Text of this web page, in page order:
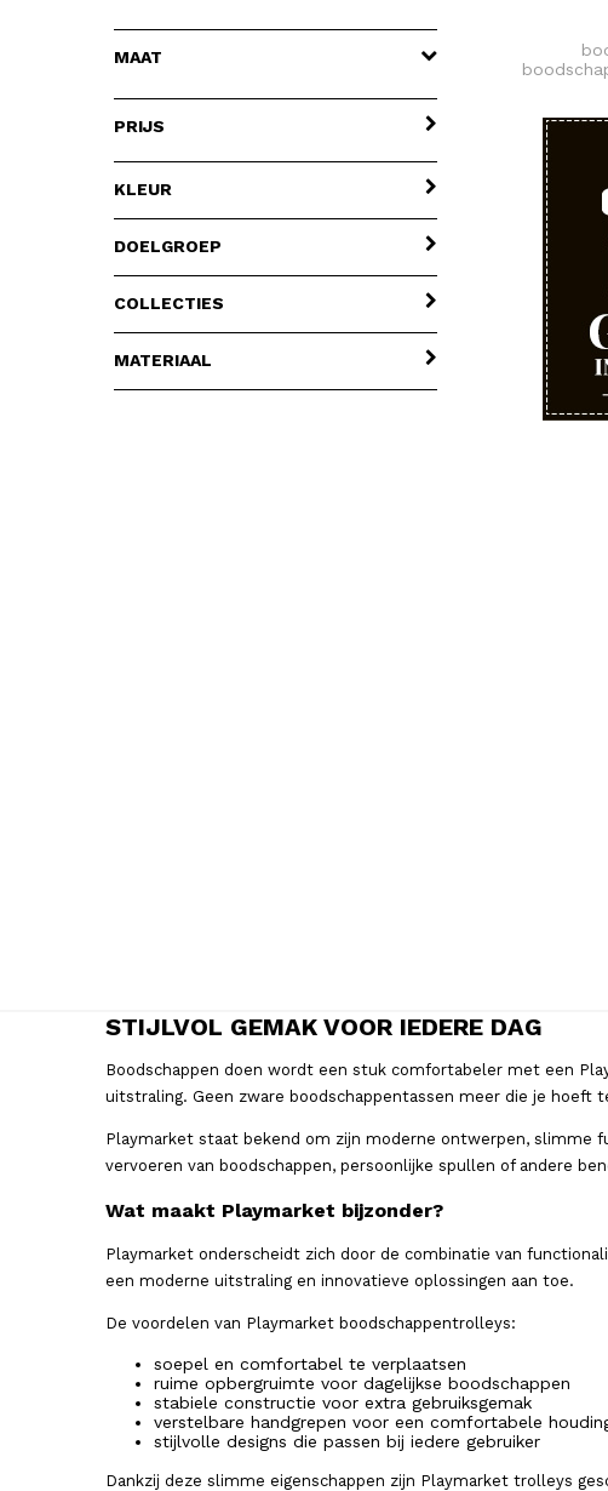
MAAT
PRIJS
KLEUR
DOELGROEP
COLLECTIES
MATERIAAL
STIJLVOL GEMAK VOOR IEDERE DAG
Boodschappen doen wordt een stuk comfortabeler met een
uitstraling. Geen zware boodschappentassen meer die je hoeft
Playmarket staat bekend om zijn moderne ontwerpen, slimme
vervoeren van boodschappen, persoonlijke spullen of andere
Wat maakt Playmarket bijzonder?
Playmarket onderscheidt zich door de combinatie van
een moderne uitstraling en innovatieve oplossingen aan toe.
De voordelen van Playmarket boodschappentrolleys:
soepel en comfortabel te verplaatsen
ruime opbergruimte voor dagelijkse boodschappen
stabiele constructie voor extra gebruiksgemak
verstelbare handgrepen voor een comfortabele
stijlvolle designs die passen bij iedere gebruiker
Dankzij deze slimme eigenschappen zijn Playmarket trolleys